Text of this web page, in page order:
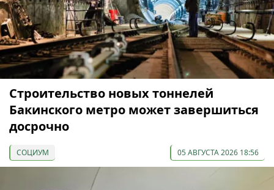
Строительство новых тоннелей
Бакинского метро может завершиться
досрочно
СОЦИУМ 05 АВГУСТА 2026 18:56